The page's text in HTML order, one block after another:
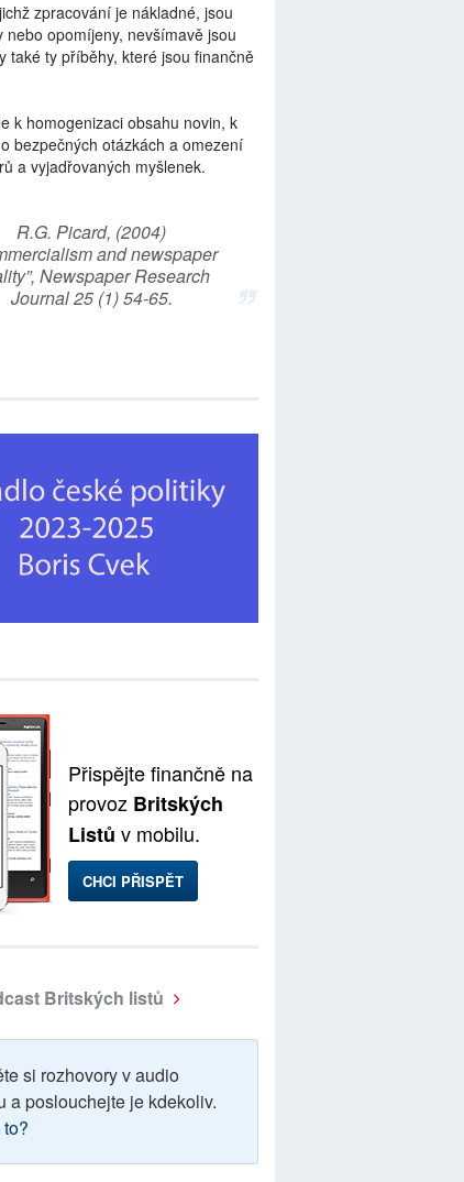
zpracování je nákladné, jsou
nebo opomíjeny, nevšímavě jsou
také ty příběhy, které jsou finančně
k homogenizaci obsahu novin, k
bezpečných otázkách a omezení
a vyjadřovaných myšlenek.
R.G. Picard, (2004)
and newspaper
Newspaper Research
Journal 25 (1) 54-65.
Přispějte finančně na
provoz Britských
Listů v mobilu.
CHCI PŘISPĚT
Britských listů
si rozhovory v audio
a poslouchejte je kdekoliv.